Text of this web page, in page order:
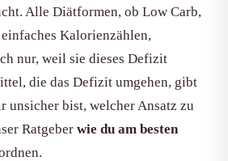
Alle Diätformen, ob Low Carb,
Kalorienzählen,
nur, weil sie dieses Defizit
die das Defizit umgehen, gibt
unsicher bist, welcher Ansatz zu
Ratgeber wie du am besten